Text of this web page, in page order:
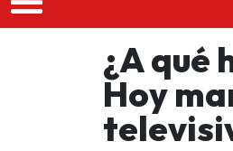
¿A qué
Hoy